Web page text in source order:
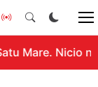
Mare. Nicio